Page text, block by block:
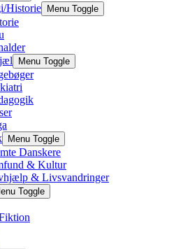
Historie Menu Toggle
Menu Toggle
Menu Toggle
Danskere
& Kultur
& Livsvandringer
Toggle